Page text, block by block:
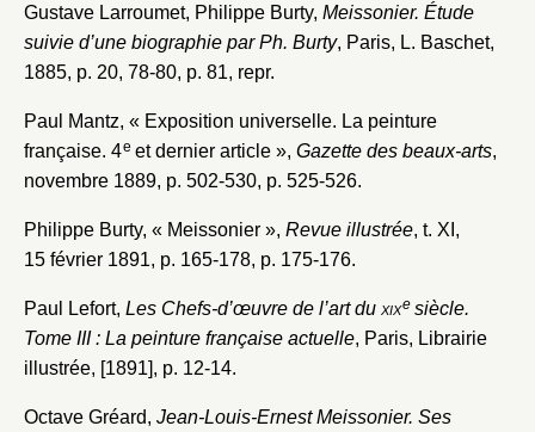
Gustave Larroumet, Philippe Burty, Meissonier. Étude
suivie d’une biographie par Ph. Burty, Paris, L. Baschet,
1885, p. 20, 78-80, p. 81, repr.
Paul Mantz, « Exposition universelle. La peinture
française. 4e et dernier article », Gazette des beaux-arts,
novembre 1889, p. 502-530, p. 525-526.
Philippe Burty, « Meissonier », Revue illustrée, t. XI,
15 février 1891, p. 165-178, p. 175-176.
Paul Lefort, Les Chefs-d’œuvre de l’art du xixesiècle.
Tome III : La peinture française actuelle, Paris, Librairie
illustrée, [1891], p. 12-14.
Octave Gréard, Jean-Louis-Ernest Meissonier. Ses